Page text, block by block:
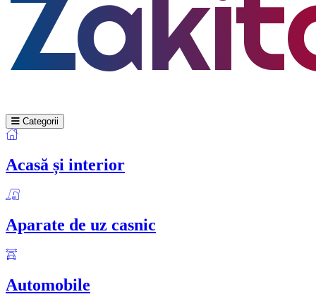
Categorii
Acasă și interior
Aparate de uz casnic
Automobile